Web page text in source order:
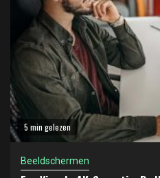
5 min gelezen
Beeldschermen